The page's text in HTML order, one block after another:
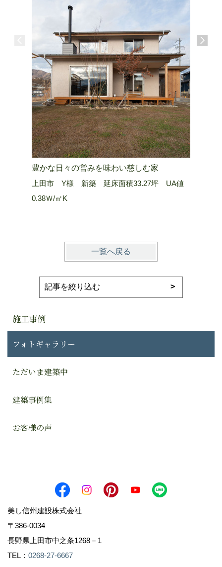
豊かな日々の営みを味わい慈しむ家
上田市 Y様 新築 延床面積33.27坪 UA値
0.38Ｗ/㎡K
一覧へ戻る
施工事例
フォトギャラリー
ただいま建築中
建築事例集
お客様の声
美し信州建設株式会社
〒386-0034
長野県上田市中之条1268－1
TEL： 0268-27-6667